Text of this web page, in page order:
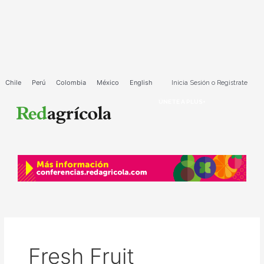
Chile Perú Colombia México English Inicia Sesión o Registrate
Fresh Fruit